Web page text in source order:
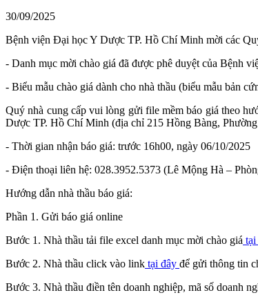
30/09/2025
Bệnh viện Đại học Y Dược TP. Hồ Chí Minh mời các
- Danh mục mời chào giá đã được phê duyệt của Bệnh
- Biểu mẫu chào giá dành cho nhà thầu (biểu mẫu bản
Quý nhà cung cấp vui lòng gửi file mềm báo giá theo
Dược TP. Hồ Chí Minh (địa chỉ 215 Hồng Bàng,
- Thời gian nhận báo giá: trước 16h00, ngày 06/10/2025
- Điện thoại liên hệ: 028.3952.5373 (Lê Mộng Hà –
Hướng dẫn nhà thầu báo giá:
Phần 1. Gửi báo giá online
Bước 1. Nhà thầu tải file excel danh mục mời chào giá tại
Bước 2. Nhà thầu click vào link tại đây để gửi thông tin
Bước 3. Nhà thầu điền tên doanh nghiệp, mã số doanh